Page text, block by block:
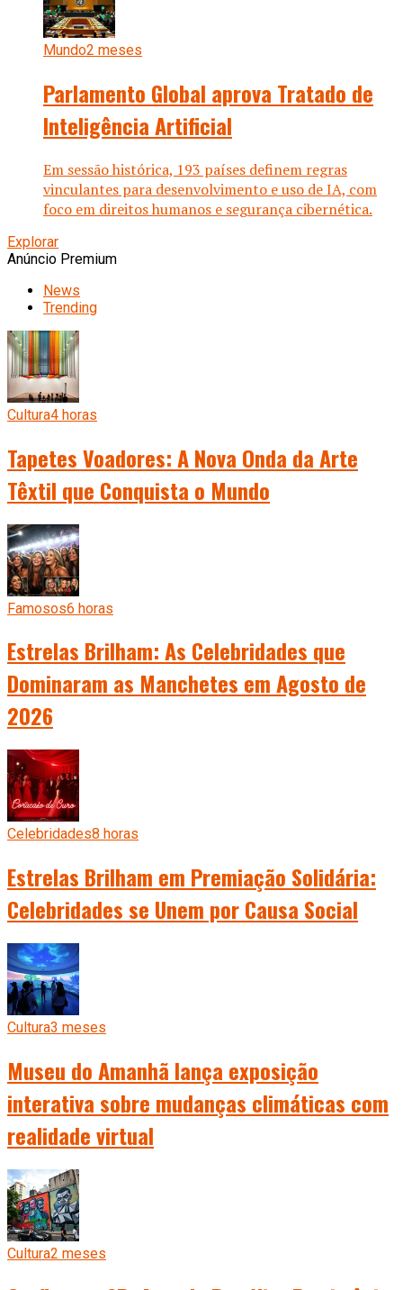
Mundo2 meses
Parlamento Global aprova Tratado de
Inteligência Artificial
Em sessão histórica, 193 países definem regras
vinculantes para desenvolvimento e uso de IA, com
foco em direitos humanos e segurança cibernética.
Explorar
Anúncio Premium
News
Trending
Cultura4 horas
Tapetes Voadores: A Nova Onda da Arte
Têxtil que Conquista o Mundo
Famosos6 horas
Estrelas Brilham: As Celebridades que
Dominaram as Manchetes em Agosto de
2026
Celebridades8 horas
Estrelas Brilham em Premiação Solidária:
Celebridades se Unem por Causa Social
Cultura3 meses
Museu do Amanhã lança exposição
interativa sobre mudanças climáticas com
realidade virtual
Cultura2 meses